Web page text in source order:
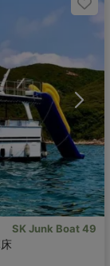
SK Junk Boat 49